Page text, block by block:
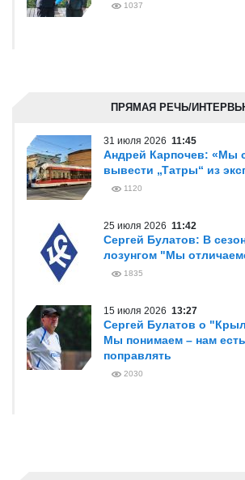
1037
ПРЯМАЯ РЕЧЬ/
31 июля 2026 11:45
Андрей Карпочев: «Мы
вывести „Татры“ из
1120
25 июля 2026 11:42
Сергей Булатов: В
лозунгом "Мы
1835
15 июля 2026 13:27
Сергей Булатов о
Мы понимаем – нам
поправлять
2030